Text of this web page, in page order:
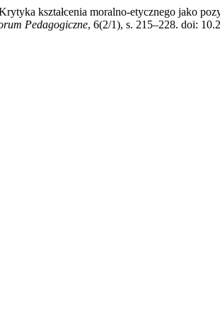
kształcenia moralno-etycznego jako
Pedagogiczne, 6(2/1), s. 215–228. doi: